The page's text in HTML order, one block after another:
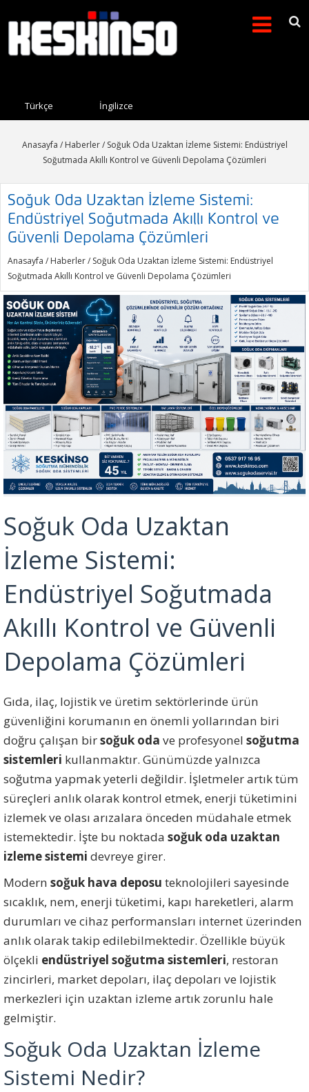
Arama formu
Türkçe İngilizce
Anasayfa / Haberler/ Soğuk Oda Uzaktan İzleme Sistemi: Endüstriyel
Soğutmada Akıllı Kontrol ve Güvenli Depolama Çözümleri
Soğuk Oda Uzaktan İzleme Sistemi:
Endüstriyel Soğutmada Akıllı Kontrol ve
Güvenli Depolama Çözümleri
Anasayfa / Haberler/ Soğuk Oda Uzaktan İzleme Sistemi: Endüstriyel
Soğutmada Akıllı Kontrol ve Güvenli Depolama Çözümleri
Soğuk Oda Uzaktan
İzleme Sistemi:
Endüstriyel Soğutmada
Akıllı Kontrol ve Güvenli
Depolama Çözümleri
Gıda, ilaç, lojistik ve üretim sektörlerinde ürün
güvenliğini korumanın en önemli yollarından biri
doğru çalışan birsoğuk oda ve profesyonel soğutma
sistemleri kullanmaktır. Günümüzde yalnızca
soğutma yapmak yeterli değildir. İşletmeler artık tüm
süreçleri anlık olarak kontrol etmek, enerji tüketimini
izlemek ve olası arızalara önceden müdahale etmek
istemektedir. İşte bu noktada soğuk oda uzaktan
izleme sistemi devreye girer.
Modern soğuk hava deposu teknolojileri sayesinde
sıcaklık, nem, enerji tüketimi, kapı hareketleri, alarm
durumları ve cihaz performansları internet üzerinden
anlık olarak takip edilebilmektedir. Özellikle büyük
ölçekli endüstriyel soğutma sistemleri, restoran
zincirleri, market depoları, ilaç depoları ve lojistik
merkezleri için uzaktan izleme artık zorunlu hale
gelmiştir.
Soğuk Oda Uzaktan İzleme
Sistemi Nedir?